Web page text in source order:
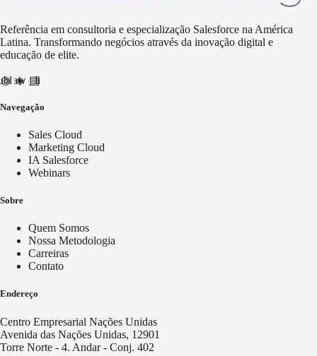
Referência em consultoria e especialização Salesforce na América
Latina. Transformando negócios através da inovação digital e
educação de elite.
video_library
Navegação
Sales Cloud
Marketing Cloud
IA Salesforce
Webinars
Sobre
Quem Somos
Nossa Metodologia
Carreiras
Contato
Endereço
Centro Empresarial Nações Unidas
Avenida das Nações Unidas, 12901
Torre Norte - 4. Andar - Conj. 402